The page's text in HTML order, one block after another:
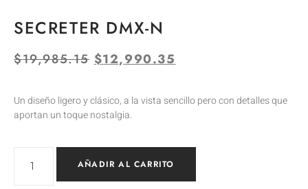
SECRETER DMX-N
$19,985.15 $12,990.35
Un diseño ligero y clásico, a la vista sencillo pero con detalles que
aportan un toque nostalgia.
AÑADIR AL CARRITO